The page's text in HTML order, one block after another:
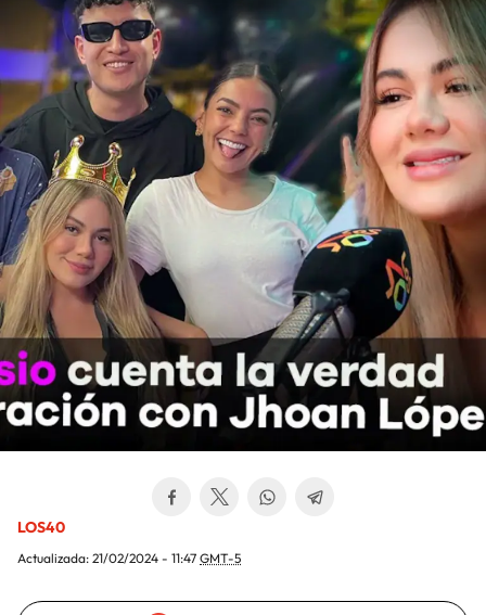
LOS40
Actualizada: 21/02/2024 - 11:47 GMT-5